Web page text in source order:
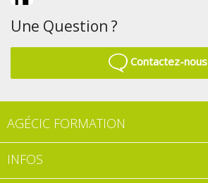
Une Question ?
Contactez-nous
AGÉCIC FORMATION
INFOS